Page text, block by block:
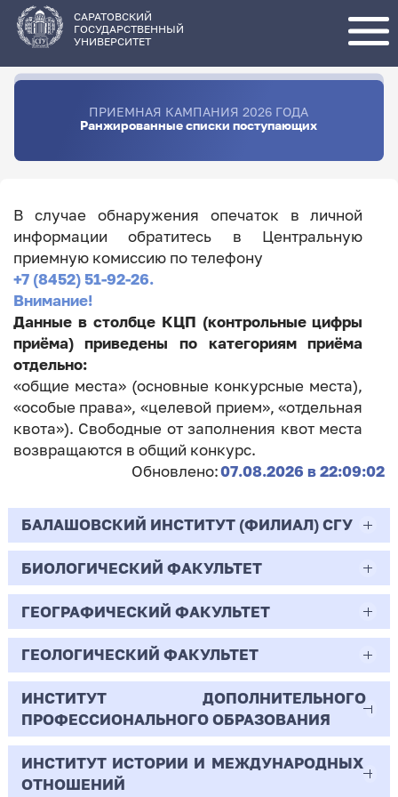
основному
содержанию
САРАТОВСКИЙ
ГОСУДАРСТВЕННЫЙ
УНИВЕРСИТЕТ
ПРИЕМНАЯ КАМПАНИЯ 2026 ГОДА
Ранжированные списки поступающих
В случае обнаружения опечаток в личной
информации обратитесь в Центральную
приемную комиссию по телефону
+7 (8452) 51-92-26.
Внимание!
Данные в столбце КЦП (контрольные цифры
приёма) приведены по категориям приёма
отдельно:
«общие места» (основные конкурсные места),
«особые права», «целевой прием», «отдельная
квота»). Свободные от заполнения квот места
возвращаются в общий конкурс.
Обновлено:07.08.2026 в 22:09:02
БАЛАШОВСКИЙ ИНСТИТУТ (ФИЛИАЛ) СГУ
44.03.02
Психолого-педагогическое образование
Очная | Бакалавр
Всего бюджетных мест - 10
Бюджет/
Общие места
Профиль: Практическая
психология образования
БИОЛОГИЧЕСКИЙ ФАКУЛЬТЕТ
06.03.01
Биология
Очная | Бакалавр
Всего бюджетных мест - 50
Бюджет/Общие места
ГЕОГРАФИЧЕСКИЙ ФАКУЛЬТЕТ
05.03.02
География
Очная | Бакалавр
Всего бюджетных мест - 15
ГЕОЛОГИЧЕСКИЙ ФАКУЛЬТЕТ
05.03.01
Геология
Очная | Бакалавр
ИНСТИТУТ ДОПОЛНИТЕЛЬНОГО
ПРОФЕССИОНАЛЬНОГО ОБРАЗОВАНИЯ
38.03.02
ИНСТИТУТ ИСТОРИИ И МЕЖДУНАРОДНЫХ
ОТНОШЕНИЙ